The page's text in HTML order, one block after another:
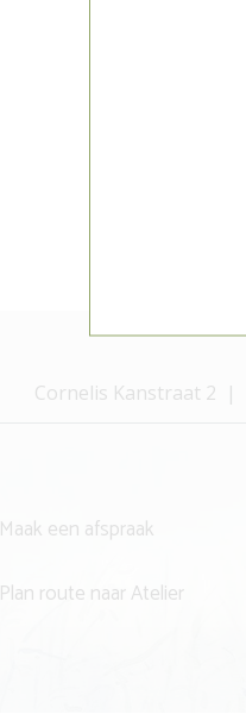
Cornelis Kanstraat 2
Maak een afspraak
Plan route naar Atelier